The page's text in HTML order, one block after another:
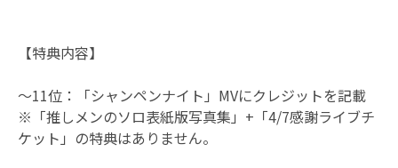
【特典内容】
〜11位：「シャンペンナイト」MVにクレジットを記載
※「推しメンのソロ表紙版写真集」+「4/7感謝ライブチ
ケット」の特典はありません。